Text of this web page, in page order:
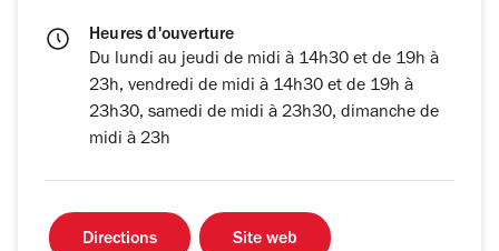
Heures d'ouverture
Du lundi au jeudi de midi à 14h30 et de 19h à
23h, vendredi de midi à 14h30 et de 19h à
23h30, samedi de midi à 23h30, dimanche de
midi à 23h
Directions Site web